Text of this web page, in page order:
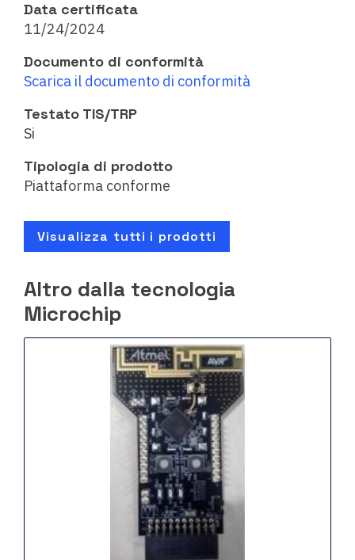
Data certificata
11/24/2024
Documento di conformità
Scarica il documento di conformità
Testato TIS/TRP
Si
Tipologia di prodotto
Piattaforma conforme
Visualizza tutti i prodotti
Altro dalla tecnologia
Microchip